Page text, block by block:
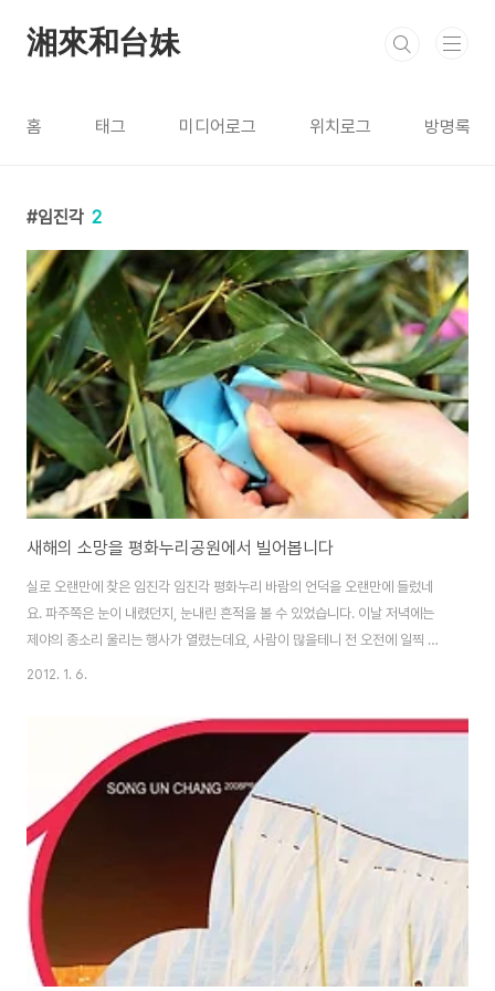
湘來和台妹
홈 태그 미디어로그 위치로그 방명록
임진각 2
새해의 소망을 평화누리공원에서 빌어봅니다
실로 오랜만에 찾은 임진각 임진각 평화누리 바람의 언덕을 오랜만에 들렀네
요. 파주쪽은 눈이 내렸던지, 눈내린 흔적을 볼 수 있었습니다. 이날 저녁에는
제야의 종소리 울리는 행사가 열렸는데요, 사람이 많을테니 전 오전에 일찍 바
람쐬고 이곳을 빠져나왔습니다 그리고 망배단에서 절을 올리고 계신분도 있었
는 최북단 평화의 우체통이 있었습니다. 우체통이 가지런히 한줄로 줄 서서 우
편물을 기다리는중. 그리고 맞은편에는 커다랗게 달집태우기 행사 준비가 되어
있더군요. 올해의 소원과 바램을 소박하게 적어서 달집태우기에 함께 묶어 놓
았죠. 당연 첫번째는 우리 가족 모두 건강하고 하는일이 잘되길 바람. 그리고 회
사일도 잘되길 바라는 마음 모두 다 마..
2012. 1. 6.